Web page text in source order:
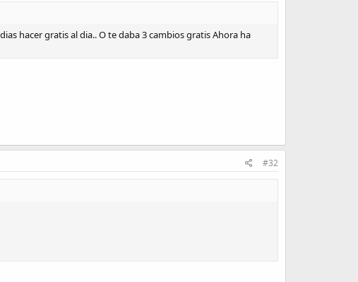
hacer gratis al dia.. O te daba 3 cambios gratis Ahora ha
#32